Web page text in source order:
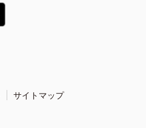
サイトマップ